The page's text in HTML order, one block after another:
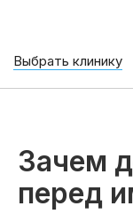
Выбрать клинику
Зачем
перед